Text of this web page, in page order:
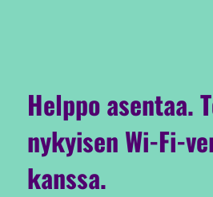
Helppo asentaa.
nykyisen Wi-Fi-
kanssa.